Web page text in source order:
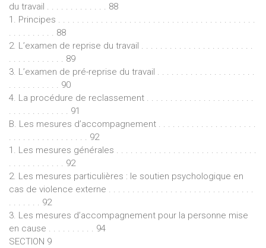
du travail . . . . . . . . . . . . . 88
1. Principes . . . . . . . . . . . . . . . . . . . . . . . . . . . . . . . . . . . . . . . . . .
. . . . . . . . . . 88
2. L’examen de reprise du travail . . . . . . . . . . . . . . . . . . . . . . . .
. . . . . . . . . . . . 89
3. L’examen de pré-reprise du travail . . . . . . . . . . . . . . . . . . . . .
. . . . . . . . . . . 90
4. La procédure de reclassement . . . . . . . . . . . . . . . . . . . . . . .
. . . . . . . . . . . . . 91
B. Les mesures d’accompagnement . . . . . . . . . . . . . . . . . . . . .
. . . . . . . . . . . . . . . . . 92
1. Les mesures générales . . . . . . . . . . . . . . . . . . . . . . . . . . . . . .
. . . . . . . . . . . . 92
2. Les mesures particulières : le soutien psychologique en
cas de violence externe . . . . . . . . . . . . . . . . . . . . . . . . . . . . . . .
. . . . . . . 92
3. Les mesures d’accompagnement pour la personne mise
en cause . . . . . . . . . . 94
SECTION 9